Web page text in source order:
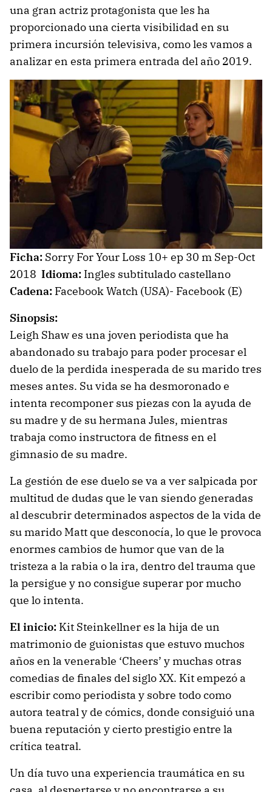
una gran actriz protagonista que les ha
proporcionado una cierta visibilidad en su
primera incursión televisiva, como les vamos a
analizar en esta primera entrada del año 2019.
Ficha: Sorry For Your Loss 10+ ep 30 m Sep-Oct
2018 Idioma: Ingles subtitulado castellano
Cadena: Facebook Watch (USA)- Facebook (E)
Sinopsis:
Leigh Shaw es una joven periodista que ha
abandonado su trabajo para poder procesar el
duelo de la perdida inesperada de su marido tres
meses antes. Su vida se ha desmoronado e
intenta recomponer sus piezas con la ayuda de
su madre y de su hermana Jules, mientras
trabaja como instructora de fitness en el
gimnasio de su madre.
La gestión de ese duelo se va a ver salpicada por
multitud de dudas que le van siendo generadas
al descubrir determinados aspectos de la vida de
su marido Matt que desconocía, lo que le provoca
enormes cambios de humor que van de la
tristeza a la rabia o la ira, dentro del trauma que
la persigue y no consigue superar por mucho
que lo intenta.
El inicio: Kit Steinkellner es la hija de un
matrimonio de guionistas que estuvo muchos
años en la venerable ‘Cheers’ y muchas otras
comedias de finales del siglo XX. Kit empezó a
escribir como periodista y sobre todo como
autora teatral y de cómics, donde consiguió una
buena reputación y cierto prestigio entre la
crítica teatral.
Un día tuvo una experiencia traumática en su